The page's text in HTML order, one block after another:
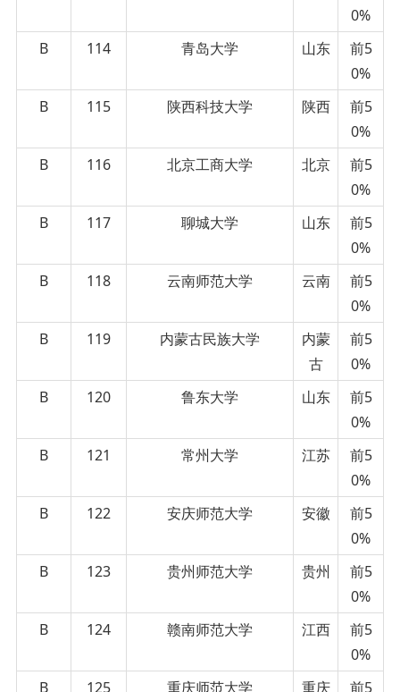
0%
B
114 青岛大学 山东
前5
0%
B
115 陕西科技大学 陕西
前5
0%
B
116 北京工商大学 北京
前5
0%
B
117 聊城大学 山东
前5
0%
B
118 云南师范大学 云南
前5
0%
B
119 内蒙古民族大学
内蒙
古
前5
0%
B
120 鲁东大学 山东
前5
0%
B
121 常州大学 江苏
前5
0%
B
122 安庆师范大学 安徽
前5
0%
B
123 贵州师范大学 贵州
前5
0%
B
124 赣南师范大学 江西
前5
0%
B
125 重庆师范大学 重庆 前5